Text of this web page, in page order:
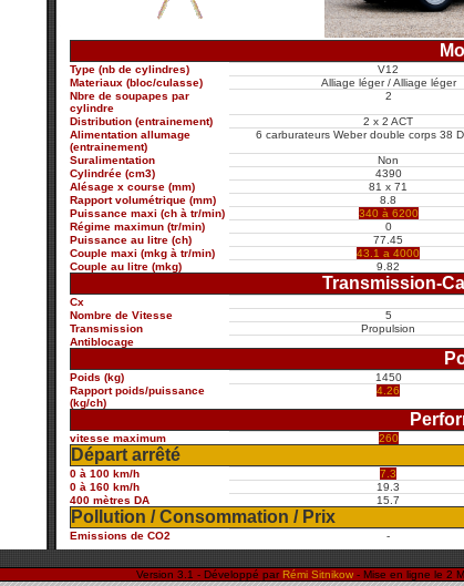
Type (nb de cylindres) V12
Materiaux (bloc/culasse)
Alliage léger / Alliage léger
Nbre de soupapes par
cylindre
2
Distribution (entrainement) 2 x 2 ACT
Alimentation allumage
(entrainement)
6 carburateurs Weber double corps 38
Suralimentation Non
Cylindrée (cm3)
4390
Alésage x course (mm)
81 x 71
Rapport volumétrique (mm)
8.8
Puissance maxi (ch à tr/min)
340 à 6200
Régime maximun (tr/min)
0
Puissance au litre (ch)
77.45
Couple maxi (mkg à tr/min)
43.1 a 4000
Couple au litre (mkg)
9.82
Transmission-
Cx
Nombre de Vitesse
5
Transmission
Propulsion
Antiblocage
Poids (kg) 1450
Rapport poids/puissance
(kg/ch)
4.26
vitesse maximum 260
Départ arrêté
0 à 100 km/h 7.3
0 à 160 km/h
19.3
400 mètres DA
15.7
Pollution / Consommation / Prix
Emissions de CO2 -
Version 3.1 - Développé par Rémi Sitnikow- Mise en ligne le 2